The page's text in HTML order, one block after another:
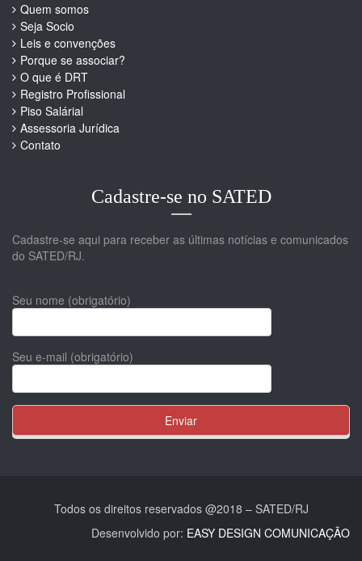
Quem somos
Seja Socio
Leis e convenções
Porque se associar?
O que é DRT
Registro Profissional
Piso Salárial
Assessoria Jurídica
Contato
Cadastre-se no SATED
Cadastre-se aqui para receber as últimas notícias e comunicados
do SATED/RJ.
Seu nome (obrigatório)
Seu e-mail (obrigatório)
Todos os direitos reservados @2018 – SATED/RJ
Desenvolvido por: EASY DESIGN COMUNICAÇÃO